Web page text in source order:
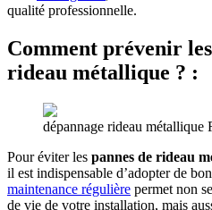
qualité professionnelle.
Comment prévenir
rideau métallique ? :
dépannage rideau métallique
Pour éviter les pannes de rideau
il est indispensable d’adopter de
maintenance régulière permet non
de vie de votre installation, mais